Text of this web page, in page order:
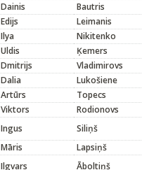
Dainis Bautris
Edijs Leimanis
Ilya Nikitenko
Uldis Ķemers
Dmitrijs Vladimirovs
Dalia Lukošiene
Artūrs Topecs
Viktors Rodionovs
Ingus Siliņš
Māris Lapsiņš
Ilgvars Āboltiņš